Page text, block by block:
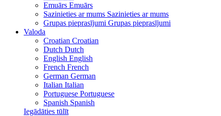
Emuārs Emuārs
Sazinieties ar mums Sazinieties ar mums
Grupas pieprasījumi Grupas pieprasījumi
Valoda
Croatian Croatian
Dutch Dutch
English English
French French
German German
Italian Italian
Portuguese Portuguese
Spanish Spanish
Iegādāties tūlīt